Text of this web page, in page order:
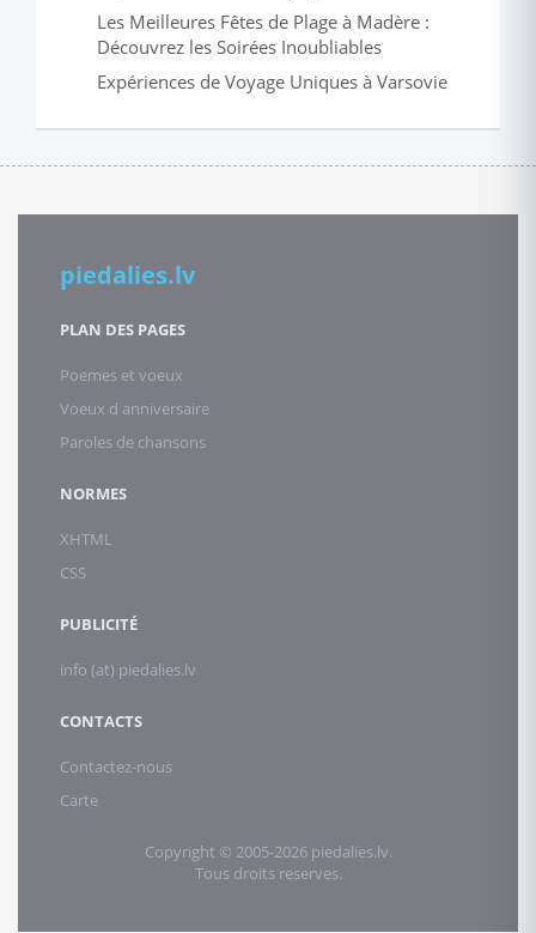
Les Meilleures Fêtes de Plage à Madère :
Découvrez les Soirées Inoubliables
Expériences de Voyage Uniques à Varsovie
piedalies.lv
PLAN DES PAGES
Poemes et voeux
Voeux d anniversaire
Paroles de chansons
NORMES
XHTML
CSS
PUBLICITÉ
info (at) piedalies.lv
CONTACTS
Contactez-nous
Carte
Copyright © 2005-2026 piedalies.lv.
Tous droits reserves.